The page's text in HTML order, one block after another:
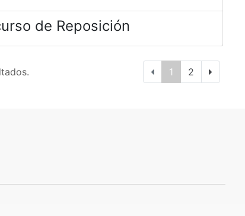
de Reposición
1 2